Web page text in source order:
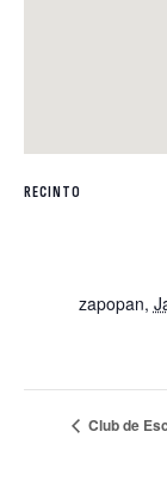
RECINTO
zapopan,
Club de